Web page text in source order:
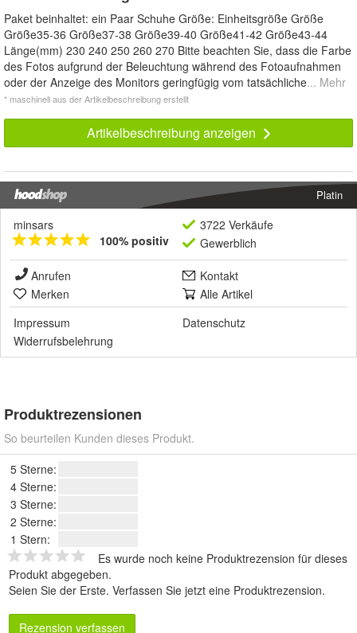
Paket beinhaltet: ein Paar Schuhe Größe: Einheitsgröße Größe
Größe35-36 Größe37-38 Größe39-40 Größe41-42 Größe43-44
Länge(mm) 230 240 250 260 270 Bitte beachten Sie, dass die Farbe
des Fotos aufgrund der Beleuchtung während des Fotoaufnahmen
oder der Anzeige des Monitors geringfügig vom tatsächliche... Mehr
* maschinell aus der Artikelbeschreibung erstellt
Artikelbeschreibung anzeigen
Platin
minsars
100% positiv
3722 Verkäufe
Gewerblich
Anrufen
Kontakt
Merken
Alle Artikel
Impressum
Datenschutz
Widerrufsbelehrung
Produktrezensionen
So beurteilen Kunden dieses Produkt.
5 Sterne:
4 Sterne:
3 Sterne:
2 Sterne:
1 Stern:
Es wurde noch keine Produktrezension für dieses
Produkt abgegeben.
Seien Sie der Erste. Verfassen Sie jetzt eine Produktrezension.
Rezension verfassen